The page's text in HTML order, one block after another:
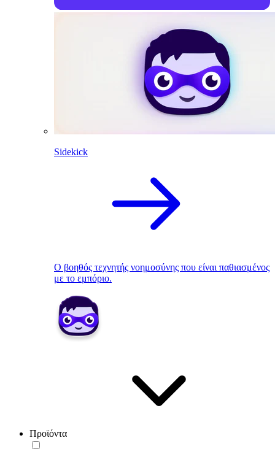
Sidekick
Ο βοηθός τεχνητής νοημοσύνης που είναι παθιασμένος
με το εμπόριο.
Προϊόντα